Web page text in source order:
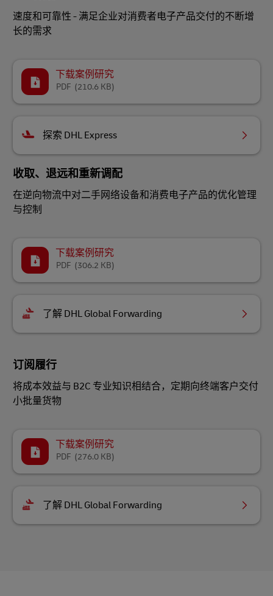
速度和可靠性 - 满足企业对消费者电子产品交付的不断增
长的需求
下载案例研究
(210.6 KB)
PDF
探索 DHL Express
收取、退远和重新调配
在逆向物流中对二手网络设备和消费电子产品的优化管理
与控制
下载案例研究
(306.2 KB)
PDF
了解 DHL Global Forwarding
订阅履行
将成本效益与 B2C 专业知识相结合，定期向终端客户交付
小批量货物
下载案例研究
(276.0 KB)
PDF
了解 DHL Global Forwarding